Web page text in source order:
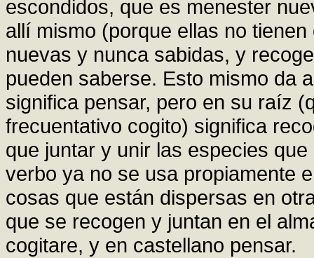
escondidos, que es menester
allí mismo (porque ellas no
nuevas y nunca sabidas, y
pueden saberse. Esto mismo da
significa pensar, pero en su raíz
frecuentativo cogito) significa
que juntar y unir las especies
verbo ya no se usa propiamente
cosas que están dispersas en
que se recogen y juntan en el
cogitare, y en castellano pensar.